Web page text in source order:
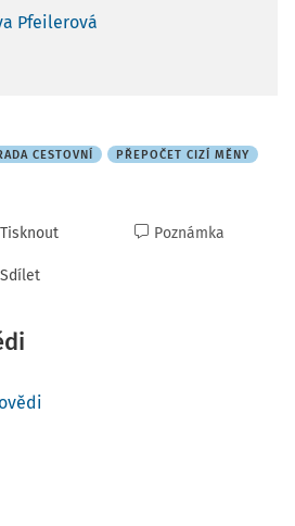
Pfeilerová
CESTOVNÍ
PŘEPOČET CIZÍ MĚNY
Tisknout
Sdílet
Poznámka